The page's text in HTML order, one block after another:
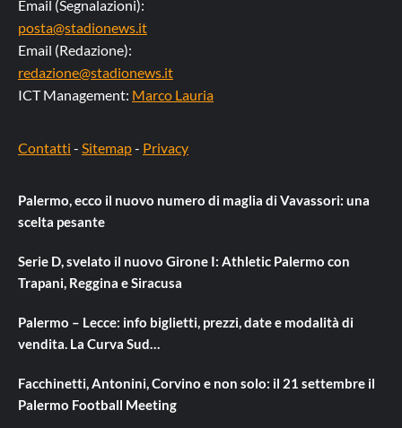
Email (Segnalazioni):
posta@stadionews.it
Email (Redazione):
redazione@stadionews.it
ICT Management: Marco Lauria
Contatti - Sitemap- Privacy
Palermo, ecco il nuovo numero di maglia di Vavassori: una
scelta pesante
Serie D, svelato il nuovo Girone I: Athletic Palermo con
Trapani, Reggina e Siracusa
Palermo – Lecce: info biglietti, prezzi, date e modalità di
vendita. La Curva Sud…
Facchinetti, Antonini, Corvino e non solo: il 21 settembre il
Palermo Football Meeting